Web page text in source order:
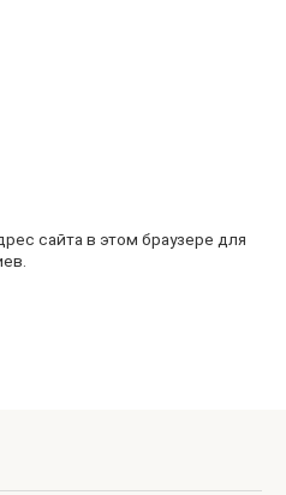
сайта в этом браузере для